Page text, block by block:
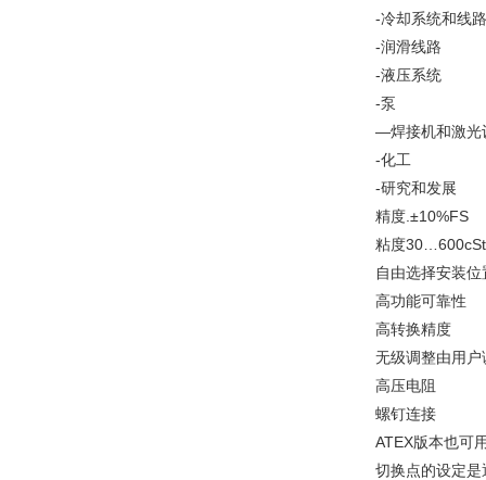
-冷却系统和线路
-润滑线路
-液压系统
-泵
—焊接机和激光
-化工
-研究和发展
精度.±10%FS
粘度30…600cSt
自由选择安装位
高功能可靠性
高转换精度
无级调整由用户
高压电阻
螺钉连接
ATEX版本也可
切换点的设定